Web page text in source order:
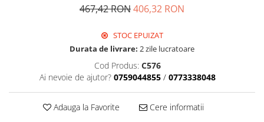
467,42 RON406,32 RON
STOC EPUIZAT
Durata de livrare: 2 zile lucratoare
Cod Produs: C576
Ai nevoie de ajutor? 0759044855 / 0773338048
Adauga la Favorite Cere informatii